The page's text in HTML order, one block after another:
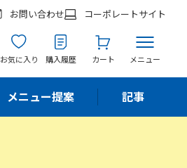
お問い合わせ コーポレートサイト
お気に入り 購入履歴 カート メニュー
メニュー提案 記事